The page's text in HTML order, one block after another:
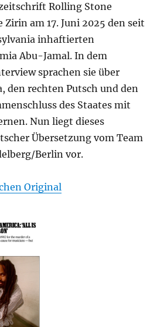
Rolling Stone
am 17. Juni 2025 den seit
inhaftierten
Abu-Jamal. In dem
sprachen sie über
den rechten Putsch und den
des Staates mit
Nun liegt dieses
Übersetzung vom Team
Berlin vor.
Original